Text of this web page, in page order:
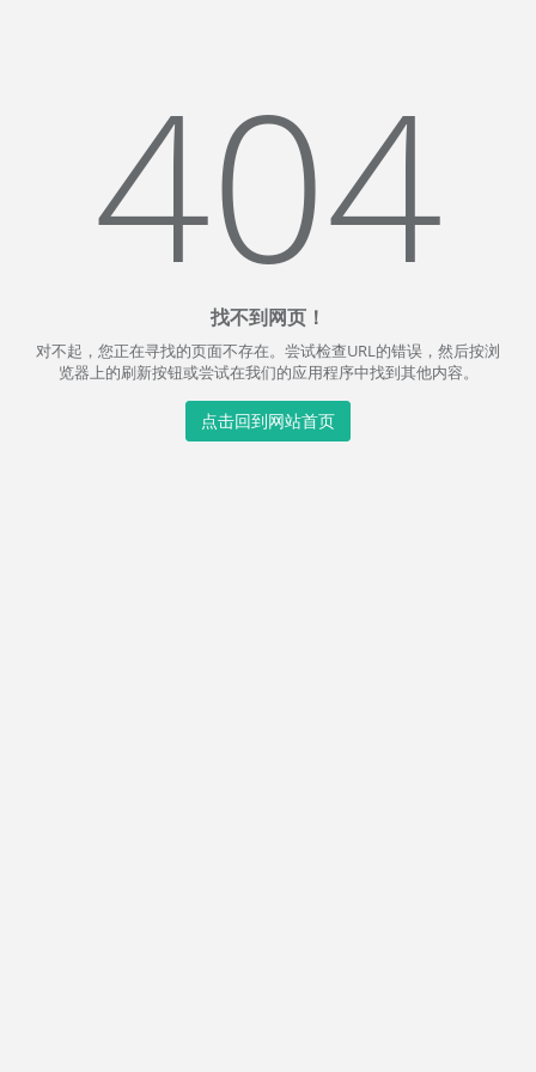
404
找不到网页！
对不起，您正在寻找的页面不存在。尝试检查URL的错误，然后按浏
览器上的刷新按钮或尝试在我们的应用程序中找到其他内容。
点击回到网站首页